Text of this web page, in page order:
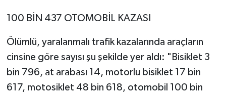
100 BİN 437 OTOMOBİL KAZASI
Ölümlü, yaralanmalı trafik kazalarında araçların
cinsine göre sayısı şu şekilde yer aldı: "Bisiklet 3
bin 796, at arabası 14, motorlu bisiklet 17 bin
617, motosiklet 48 bin 618, otomobil 100 bin